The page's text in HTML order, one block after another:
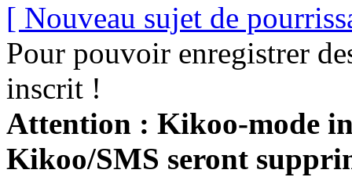
[ Nouveau sujet de
Pour pouvoir enregistrer
inscrit !
Attention : Kikoo-mode
Kikoo/SMS seront